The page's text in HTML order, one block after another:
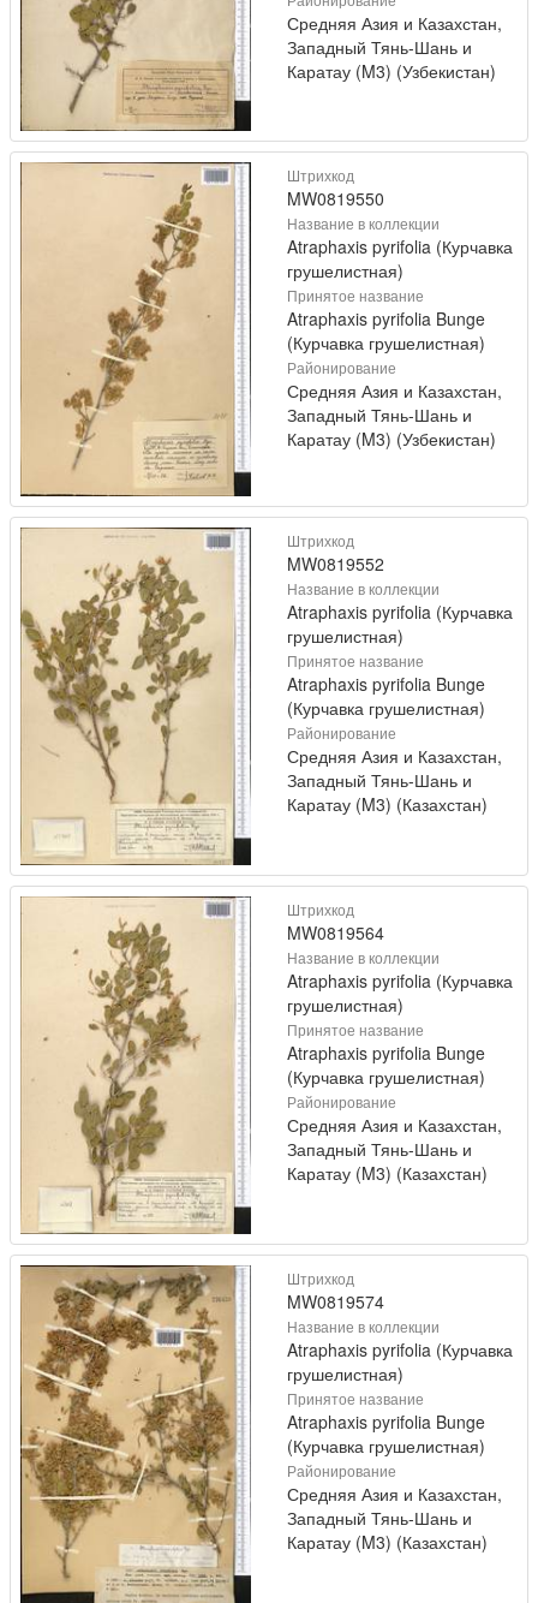
Средняя Азия и Казахстан,
Западный Тянь-Шань и
Каратау (M3) (Узбекистан)
Штрихкод
MW0819550
Название в коллекции
Atraphaxis pyrifolia (Курчавка
грушелистная)
Принятое название
Atraphaxis pyrifolia Bunge
(Курчавка грушелистная)
Районирование
Средняя Азия и Казахстан,
Западный Тянь-Шань и
Каратау (M3) (Узбекистан)
Штрихкод
MW0819552
Название в коллекции
Atraphaxis pyrifolia (Курчавка
грушелистная)
Принятое название
Atraphaxis pyrifolia Bunge
(Курчавка грушелистная)
Районирование
Средняя Азия и Казахстан,
Западный Тянь-Шань и
Каратау (M3) (Казахстан)
Штрихкод
MW0819564
Название в коллекции
Atraphaxis pyrifolia (Курчавка
грушелистная)
Принятое название
Atraphaxis pyrifolia Bunge
(Курчавка грушелистная)
Районирование
Средняя Азия и Казахстан,
Западный Тянь-Шань и
Каратау (M3) (Казахстан)
Штрихкод
MW0819574
Название в коллекции
Atraphaxis pyrifolia (Курчавка
грушелистная)
Принятое название
Atraphaxis pyrifolia Bunge
(Курчавка грушелистная)
Районирование
Средняя Азия и Казахстан,
Западный Тянь-Шань и
Каратау (M3) (Казахстан)